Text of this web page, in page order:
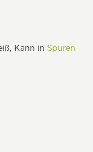
Kann in Spuren